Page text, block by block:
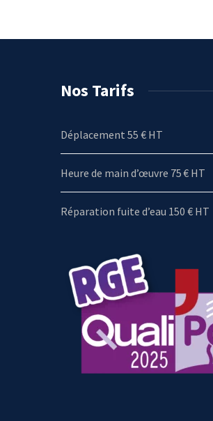
Nos Tarifs
Déplacement 55 € HT
Heure de main d’œuvre 75 € HT
Réparation fuite d’eau 150 € HT